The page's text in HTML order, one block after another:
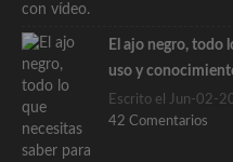
El ajo negro, todo
uso y
Escrito el Jun-02-
42 Comentarios